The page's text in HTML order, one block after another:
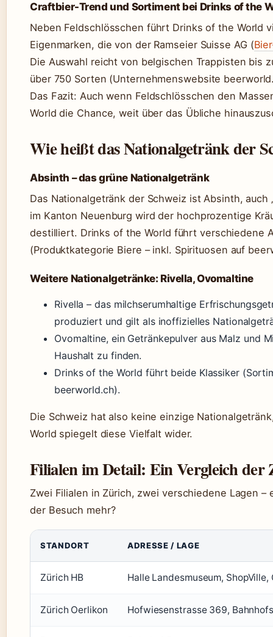
Craftbier-Trend und Sortiment bei Drinks of the
Neben Feldschlösschen führt Drinks of the World
Eigenmarken, die von der Ramseier Suisse AG (
Die Auswahl reicht von belgischen Trappisten bis
über 750 Sorten (Unternehmenswebsite
Das Fazit: Auch wenn Feldschlösschen den
World die Chance, weit über das Übliche
Wie heißt das Nationalgetränk der
Absinth – das grüne Nationalgetränk
Das Nationalgetränk der Schweiz ist Absinth, auch
im Kanton Neuenburg wird der hochprozentige
destilliert. Drinks of the World führt verschiedene
(Produktkategorie Biere – inkl. Spirituosen auf
Weitere Nationalgetränke: Rivella, Ovomaltine
Rivella – das milchserumhaltige
produziert und gilt als inoffizielles
Ovomaltine, ein Getränkepulver aus Malz und
Haushalt zu finden.
Drinks of the World führt beide Klassiker
beerworld.ch).
Die Schweiz hat also keine einzige
World spiegelt diese Vielfalt wider.
Filialen im Detail: Ein Vergleich
Zwei Filialen in Zürich, zwei verschiedene Lagen
der Besuch mehr?
STANDORT ADRESSE / LAGE
Zürich HB Halle Landesmuseum,
Zürich Oerlikon Hofwiesenstrasse 369,